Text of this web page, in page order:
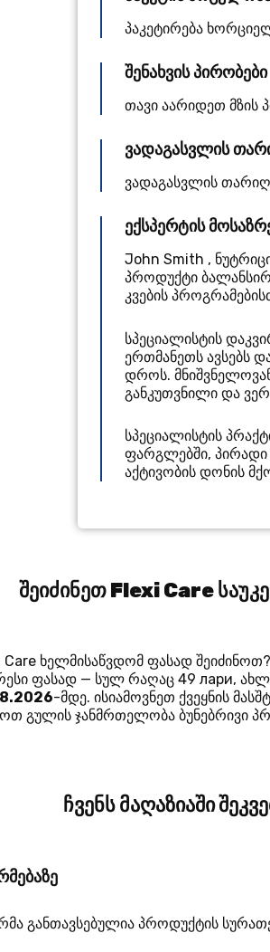
პაკეტირება
შენახვის პირობები
თავი აარიდეთ მზის
ვადაგასვლის
ვადაგასვლის
ექსპერტის
John Smith ,
პროდუქტი
კვების
სპეციალისტის
ერთმანეთს ავსებს
დროს.
განკუთვნილი და
სპეციალისტის
ფარგლებში, პირადი
აქტივობის დონის
შეიძინეთ Flexi Care
ხელმისაწვდომ ფასად
ფასად — სულ რაღაც 49 лари,
-მდე. ისიამოვნეთ ქვეყნის
გულის ჯანმრთელობა
ჩვენს მაღაზიაში
განთავსებულია პროდუქტის